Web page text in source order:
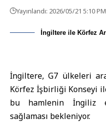
Yayınlandı: 2026/05/21 5:10 PM
İngiltere ile Körfez
İngiltere, G7 ülkeleri
Körfez İşbirliği Konseyi
bu hamlenin İngiliz
sağlaması bekleniyor.